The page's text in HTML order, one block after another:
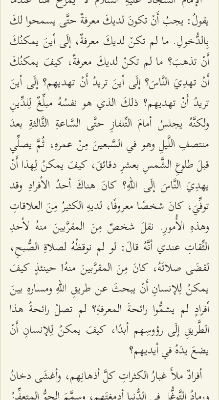
يقولُ: يجبُ أَنْ تكونَ لديكَ معرفةٌ حتَّى يسمحوا لكَ
بِالدُّخولِ. ما لم تكنْ لديكَ معرفةٌ، إلَى أينَ يمكنُكَ
أَنْ تذهبَ؟ ما لم تكنْ لديكَ معرفةٌ، كيفَ يمكنُكَ
أَنْ تهدِيَ النَّاسَ؟ إلَى أينَ تريدُ أَنْ تهديهم؟ إلَى أينَ
تريدُ أَنْ تهديهم؟ ذلكَ الذي هو نفسُهُ مبلِّغٌ لِلدِّينِ
ولكنَّهُ يجلسُ أمامَ التِّلفازِ حتَّى السَّاعةِ الثَّالثةِ بعدَ
منتصفِ اللَّيلِ وهو في السَّبعينَ مِنْ عمرهِ، ثُمَّ يصلِّي
قبلَ طلوعِ الشَّمسِ بعشرِ دقائقَ، كيفَ يمكنُ لِهذا أَنْ
يهدِيَ النَّاسَ إلَى اللّهِ؟ كانَ هناكَ أحدُ الأفرادِ وقد
توفِّيَ، كانَ شخصًا معروفًا، لديهِ الكثيرُ مِنَ العلاقاتِ
وهذهِ الأُمورِ. نقلَ شخصٌ مِنَ المقرَّبينَ منهُ لأحدِ
الثِّقاتِ عندي أنَّهُ قالَ: لو لم نوقظْهُ لصلاةِ الصُّبحِ،
لقضَى صلاتَهُ، كانَ مِنَ المقرَّبينَ منهُ! حينئذٍ كيفَ
يمكنُ لِلإنسانِ أَنْ يبحثَ عن طريقِ اللّهِ ومسارهِ بينَ
أفرادٍ لم يشمُّوا رائحةَ المعرفةِ؟ لم تصلْ رائحةُ هذا
الطَّريقِ إلَى رؤوسِهم أبدًا، كيفَ يمكنُ لِلإنسانِ أَنْ
يضعَ يدَهُ في أيديهم؟
أفرادٌ ملأَ غبارُ الكثراتِ كلَّ أذهانِهم، وأغشَى دخانُ